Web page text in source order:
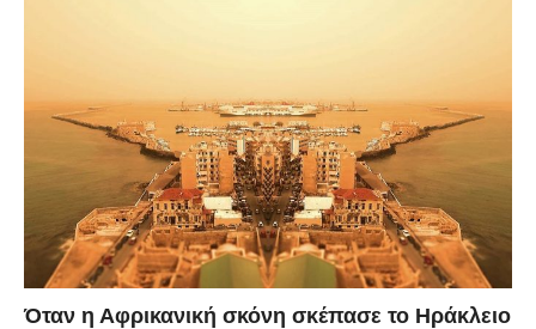
Όταν η Αφρικανική σκόνη σκέπασε το Ηράκλειο